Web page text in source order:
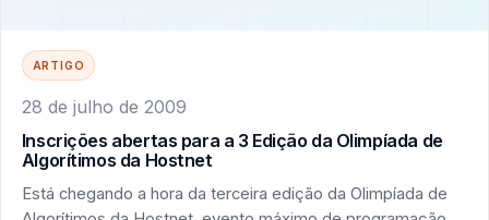
ARTIGO
28 de julho de 2009
Inscrições abertas para a 3 Edição da Olimpíada de
Algorítimos da Hostnet
Está chegando a hora da terceira edição da Olimpíada de